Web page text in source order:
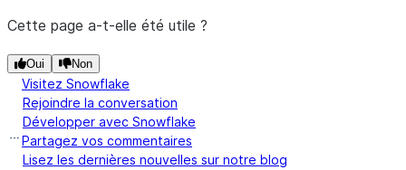
Cette page a-t-elle été utile ?
Oui Non
Visitez Snowflake
Rejoindre la conversation
Développer avec Snowflake
Partagez vos commentaires
Lisez les dernières nouvelles sur notre blog